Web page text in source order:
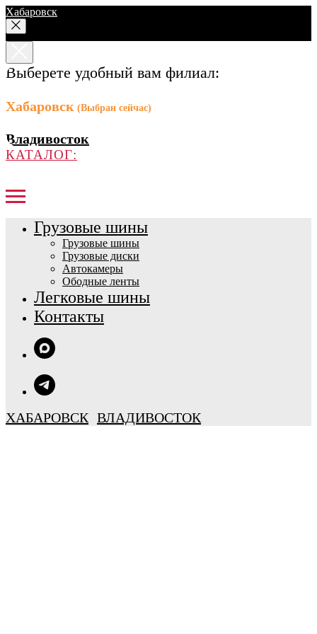
Хабаровск
Выберете удобный вам филиал:
Хабаровск (Выбран сейчас)
Владивосток
КАТАЛОГ:
Грузовые шины
Грузовые шины
Грузовые диски
Автокамеры
Ободные ленты
Легковые шины
Контакты
ХАБАРОВСК ВЛАДИВОСТОК